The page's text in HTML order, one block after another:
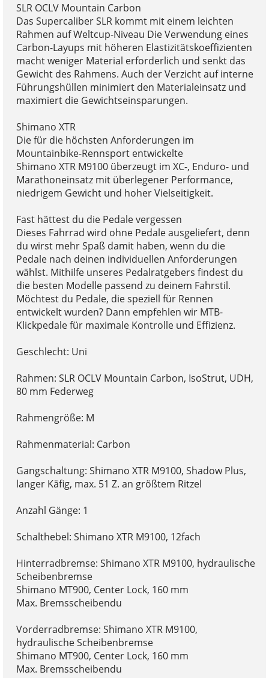
SLR OCLV Mountain Carbon
Das Supercaliber SLR kommt mit einem leichten
Rahmen auf Weltcup-Niveau Die Verwendung eines
Carbon-Layups mit höheren Elastizitätskoeffizienten
macht weniger Material erforderlich und senkt das
Gewicht des Rahmens. Auch der Verzicht auf interne
Führungshüllen minimiert den Materialeinsatz und
maximiert die Gewichtseinsparungen.
Shimano XTR
Die für die höchsten Anforderungen im
Mountainbike-Rennsport entwickelte
Shimano XTR M9100 überzeugt im XC-, Enduro- und
Marathoneinsatz mit überlegener Performance,
niedrigem Gewicht und hoher Vielseitigkeit.
Fast hättest du die Pedale vergessen
Dieses Fahrrad wird ohne Pedale ausgeliefert, denn
du wirst mehr Spaß damit haben, wenn du die
Pedale nach deinen individuellen Anforderungen
wählst. Mithilfe unseres Pedalratgebers findest du
die besten Modelle passend zu deinem Fahrstil.
Möchtest du Pedale, die speziell für Rennen
entwickelt wurden? Dann empfehlen wir MTB-
Klickpedale für maximale Kontrolle und Effizienz.
Geschlecht: Uni
Rahmen: SLR OCLV Mountain Carbon, IsoStrut, UDH,
80 mm Federweg
Rahmengröße: M
Rahmenmaterial: Carbon
Gangschaltung: Shimano XTR M9100, Shadow Plus,
langer Käfig, max. 51 Z. an größtem Ritzel
Anzahl Gänge: 1
Schalthebel: Shimano XTR M9100, 12fach
Hinterradbremse: Shimano XTR M9100, hydraulische
Scheibenbremse
Shimano MT900, Center Lock, 160 mm
Max. Bremsscheibendu
Vorderradbremse: Shimano XTR M9100,
hydraulische Scheibenbremse
Shimano MT900, Center Lock, 160 mm
Max. Bremsscheibendu